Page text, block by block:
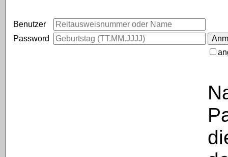
Benutzer
Password